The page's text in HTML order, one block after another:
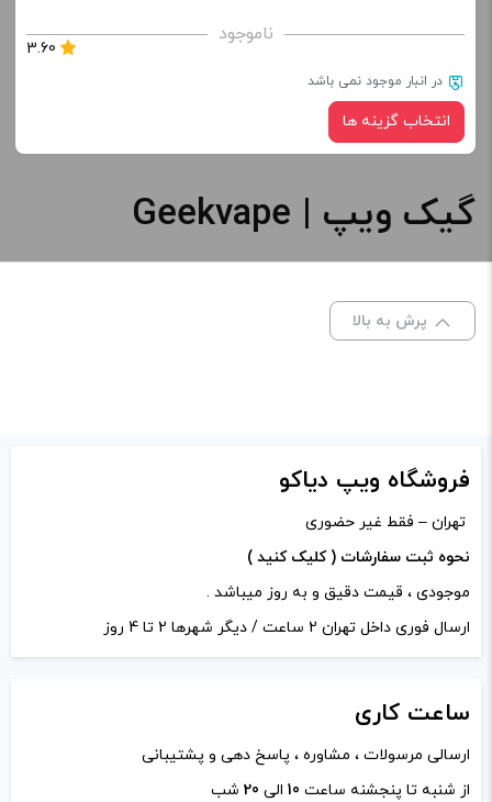
برای فعال شدن سبد خرید و نمایش قیمت ، گزینه های محصول را
+
ناموجود
3.60
در انبار موجود نمی باشد
انتخاب گزینه ها
رنگ:
برای فعال شدن سبد خرید و نمایش قیمت ، گزینه های محصول را
افزودن به سبد خرید
گیک ویپ | Geekvape
پرش به بالا
فروشگاه ویپ دیاکو
تهران – فقط غیر حضوری
نحوه ثبت سفارشات ( کلیک کنید )
موجودی ، قیمت دقیق و به روز میباشد .
ارسال فوری داخل تهران 2 ساعت / دیگر شهرها 2 تا 4 روز
ساعت کاری
ارسالی مرسولات ، مشاوره ، پاسخ دهی و پشتیبانی
از شنبه تا پنجشنه ساعت 10 الی 20 شب